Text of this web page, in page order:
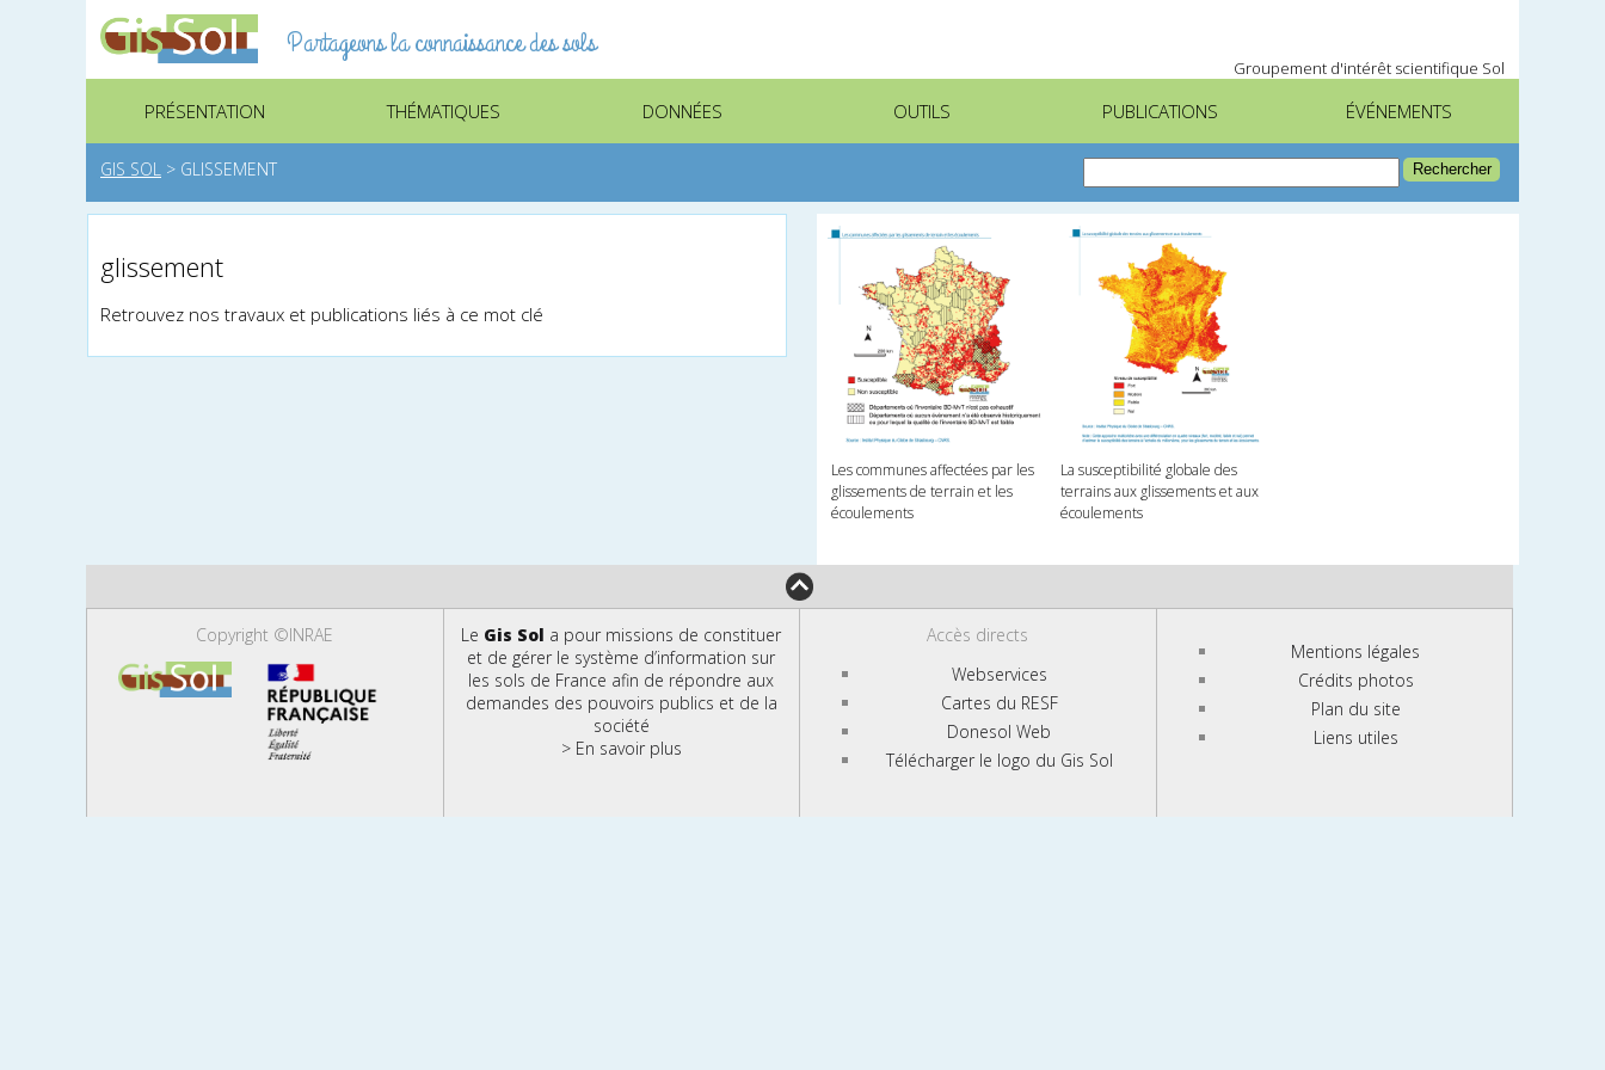
Partageons la connaissance des sols
Groupement d'intérêt scientifique Sol
PRÉSENTATION THÉMATIQUES DONNÉES OUTILS PUBLICATIONS ÉVÉNEMENTS
GIS SOL > GLISSEMENT
glissement
Retrouvez nos travaux et publications liés à ce mot clé
Les communes affectées par les
glissements de terrain et les
écoulements
La susceptibilité globale des
terrains aux glissements et aux
écoulements
Copyright ©INRAE Le Gis Sol a pour missions de constituer
et de gérer le système d’information sur
les sols de France afin de répondre aux
demandes des pouvoirs publics et de la
société
> En savoir plus
Accès directs
Webservices
Cartes du RESF
Donesol Web
Télécharger le logo du Gis Sol
Mentions légales
Crédits photos
Plan du site
Liens utiles